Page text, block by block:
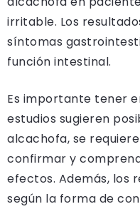
irritable. Los
síntomas
función intestinal.
Es importante tener
estudios sugieren
alcachofa, se
confirmar y
efectos. Además, los
según la forma de